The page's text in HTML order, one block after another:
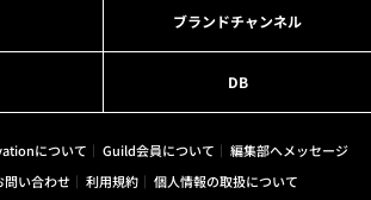
ブランドチャンネル
DB
について Guild会員について
編集部へメッセージ
問い合わせ
利用規約
個人情報の取扱について